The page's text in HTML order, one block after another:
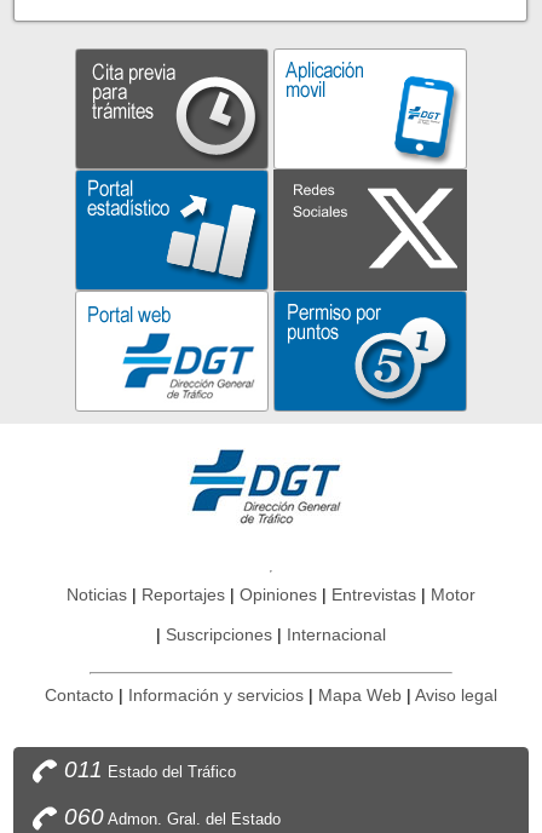
Noticias Reportajes Opiniones Entrevistas Motor
Suscripciones Internacional
Contacto Información y servicios Mapa Web Aviso legal
011 Estado del Tráfico
060Admon. Gral. del Estado